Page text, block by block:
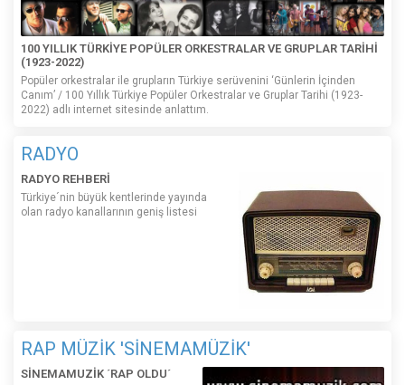
100 YILLIK TÜRKİYE POPÜLER ORKESTRALAR VE GRUPLAR TARİHİ
(1923-2022)
Popüler orkestralar ile grupların Türkiye serüvenini ‘Günlerin İçinden
Canım’ / 100 Yıllık Türkiye Popüler Orkestralar ve Gruplar Tarihi (1923-
2022) adlı internet sitesinde anlattım.
RADYO
RADYO REHBERİ
Türkiye´nin büyük kentlerinde yayında
olan radyo kanallarının geniş listesi
RAP MÜZİK 'SİNEMAMÜZİK'
SİNEMAMUZİK ´RAP OLDU´